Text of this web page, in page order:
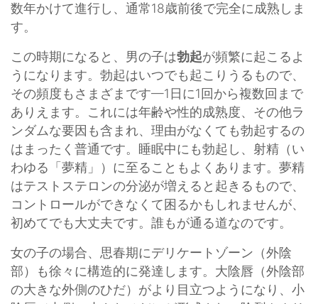
数年かけて進行し、通常18歳前後で完全に成熟しま
す。
この時期になると、男の子は勃起が頻繁に起こるよ
うになります。勃起はいつでも起こりうるもので、
その頻度もさまざまです—1日に1回から複数回まで
ありえます。これには年齢や性的成熟度、その他ラ
ンダムな要因も含まれ、理由がなくても勃起するの
はまったく普通です。睡眠中にも勃起し、射精（い
わゆる「夢精」）に至ることもよくあります。夢精
はテストステロンの分泌が増えると起きるもので、
コントロールができなくて困るかもしれませんが、
初めてでも大丈夫です。誰もが通る道なのです。
女の子の場合、思春期にデリケートゾーン（外陰
部）も徐々に構造的に発達します。大陰唇（外陰部
の大きな外側のひだ）がより目立つようになり、小